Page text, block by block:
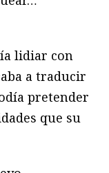
lidiar con
a traducir
pretender
que su